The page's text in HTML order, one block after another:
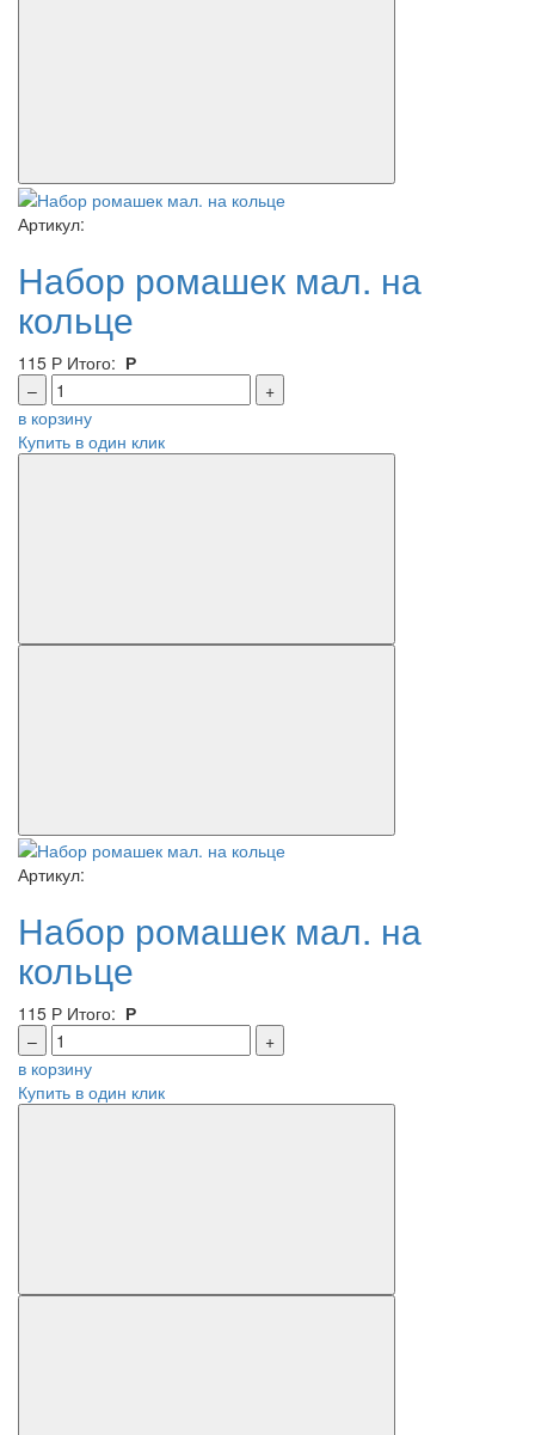
Артикул:
Набор ромашек мал. на
кольце
115 Р Итого: Р
–
+
в корзину
Купить в один клик
Артикул:
Набор ромашек мал. на
кольце
115 Р Итого: Р
–
+
в корзину
Купить в один клик